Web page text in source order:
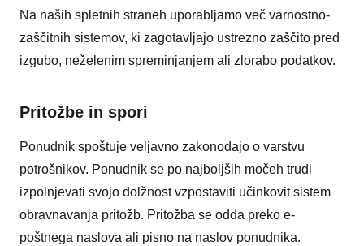
Na naših spletnih straneh uporabljamo več varnostno-
zaščitnih sistemov, ki zagotavljajo ustrezno zaščito pred
izgubo, neželenim spreminjanjem ali zlorabo podatkov.
Pritožbe in spori
Ponudnik spoštuje veljavno zakonodajo o varstvu
potrošnikov. Ponudnik se po najboljših močeh trudi
izpolnjevati svojo dolžnost vzpostaviti učinkovit sistem
obravnavanja pritožb. Pritožba se odda preko e-
poštnega naslova ali pisno na naslov ponudnika.